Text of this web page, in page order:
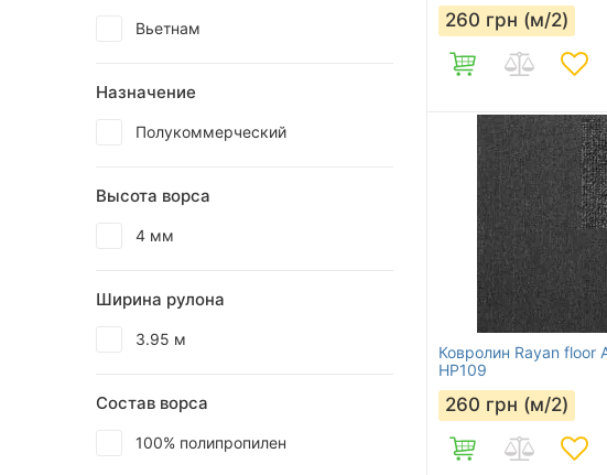
Вьетнам
Назначение
Полукоммерческий
Высота ворса
4 мм
Ширина рулона
3.95 м
Состав ворса
100% полипропилен
260 грн (м/2)
Ковролин Rayan floor
HP109
260 грн (м/2)